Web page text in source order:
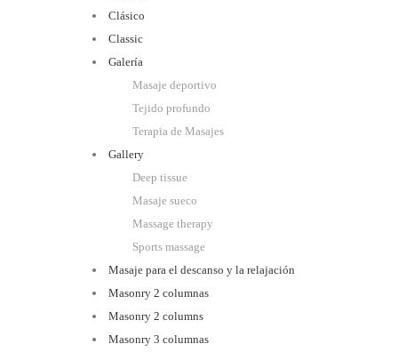
Clásico
Classic
Galería
Masaje deportivo
Tejido profundo
Terapia de Masajes
Gallery
Deep tissue
Masaje sueco
Massage therapy
Sports massage
Masaje para el descanso y la relajación
Masonry 2 columnas
Masonry 2 columns
Masonry 3 columnas